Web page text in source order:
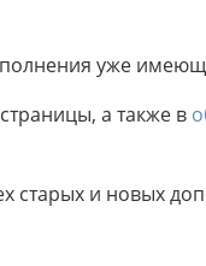
уже
а также в
старых и новых